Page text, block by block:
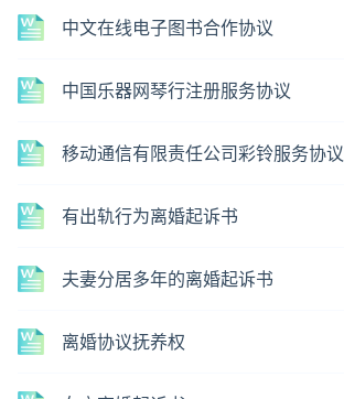
中文在线电子图书合作协议
中国乐器网琴行注册服务协议
移动通信有限责任公司彩铃服务协议
有出轨行为离婚起诉书
夫妻分居多年的离婚起诉书
离婚协议抚养权